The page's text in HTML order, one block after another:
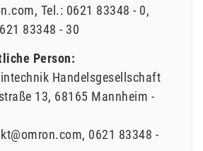
Tel.: 0621 83348 - 0
83348 - 30
Person:
Handelsgesellschaft
13 68165 Mannheim
0621 83348 -